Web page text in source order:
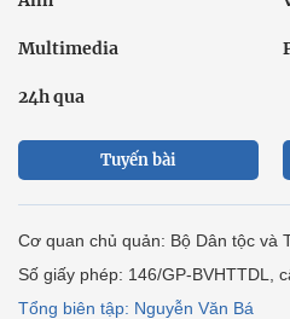
Multimedia
24h qua
Tuyến bài
Cơ quan chủ quản: Bộ Dân tộc và
Số giấy phép: 146/GP-BVHTTDL,
Tổng biên tập: Nguyễn Văn Bá